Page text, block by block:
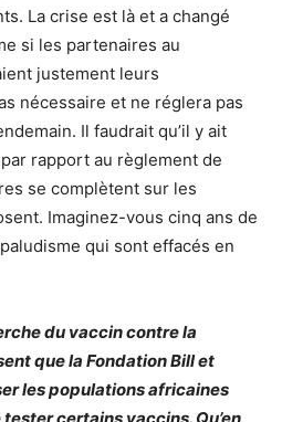
La crise est là et a changé
si les partenaires au
justement leurs
nécessaire et ne réglera pas
Il faudrait qu’il y ait
rapport au règlement de
se complètent sur les
Imaginez-vous cinq ans de
qui sont effacés en
du vaccin contre la
que la Fondation Bill et
les populations africaines